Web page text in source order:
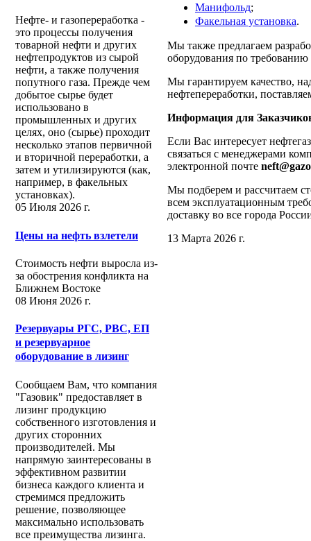
Нефте- и газопереработка -
это процессы получения
товарной нефти и других
нефтепродуктов из сырой
нефти, а также получения
попутного газа. Прежде чем
добытое сырье будет
использовано в
промышленных и других
целях, оно (сырье) проходит
несколько этапов первичной
и вторичной переработки, а
затем и утилизируются (как,
например, в факельных
установках).
05 Июля 2026 г.
Цены на нефть взлетели
Стоимость нефти выросла из-
за обострения конфликта на
Ближнем Востоке
08 Июня 2026 г.
Резервуары РГС, РВС, ЕП
и резервуарное
оборудование в лизинг
Сообщаем Вам, что компания
"Газовик" предоставляет в
лизинг продукцию
собственного изготовления и
других сторонних
производителей. Мы
напрямую заинтересованы в
эффективном развитии
бизнеса каждого клиента и
стремимся предложить
решение, позволяющее
максимально использовать
все преимущества лизинга.
Манифольд;
Факельная установка.
Мы также предлагаем
оборудования по требованию
Мы гарантируем качество,
нефтепереработки,
Информация для
Если Вас интересует
связаться с менеджерами
электронной почте
Мы подберем и рассчитаем
всем эксплуатационным
доставку во все города
13 Марта 2026 г.